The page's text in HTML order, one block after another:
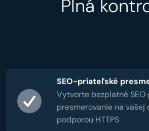
Plná
SEO-priateľské
Vytvorte bezplatné
presmerovanie na vašej
podporou HTTPS